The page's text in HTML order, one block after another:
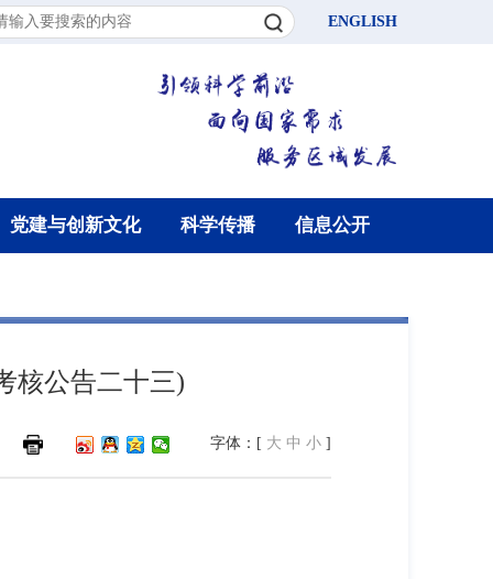
ENGLISH
党建与创新文化 科学传播 信息公开
核公告二十三)
字体：[ 大 中 小 ]